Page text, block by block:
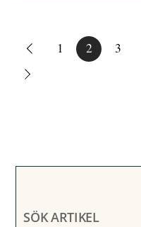
1 2 3
SÖK ARTIKEL